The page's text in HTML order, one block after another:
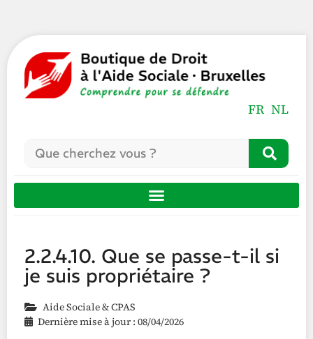
FR NL
2.2.4.10. Que se passe-t-il si
je suis propriétaire ?
Aide Sociale & CPAS
Dernière mise à jour : 08/04/2026